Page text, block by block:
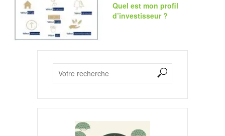
Quel est mon profil
d’investisseur ?